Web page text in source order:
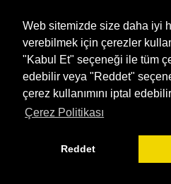
Web sitemizde size daha iyi
verebilmek için çerezler
"Kabul Et" seçeneği ile tüm
edebilir veya "Reddet"
çerez kullanımını iptal
Çerez Politikası
Reddet
0 532 353 30 28
Sosyal